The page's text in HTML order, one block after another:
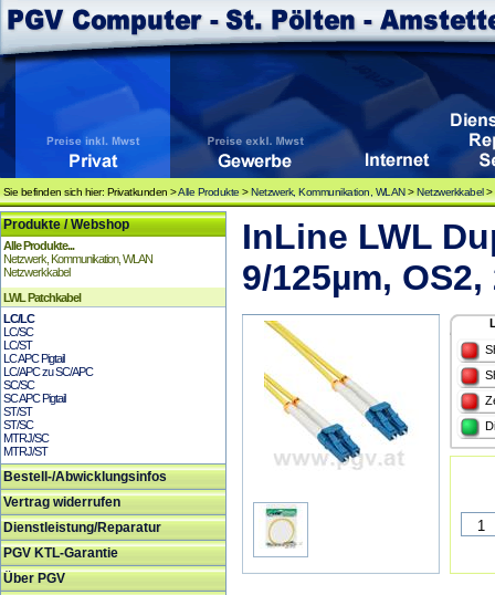
Sie befinden sich hier: Privatkunden >Alle Produkte >Netzwerk, Kommunikation, WLAN>Netzwerkkabel>
Produkte / Webshop
Alle Produkte...
Netzwerk, Kommunikation, WLAN
Netzwerkkabel
LWL Patchkabel
LC/LC
LC/SC
LC/ST
LC APC Pigtail
LC/APC zu SC/APC
SC/SC
SC APC Pigtail
ST/ST
ST/SC
MTRJ/SC
MTRJ/ST
Bestell-/Abwicklungsinfos
Vertrag widerrufen
Dienstleistung/Reparatur
PGV KTL-Garantie
Über PGV
InLine LWL
9/125µm,